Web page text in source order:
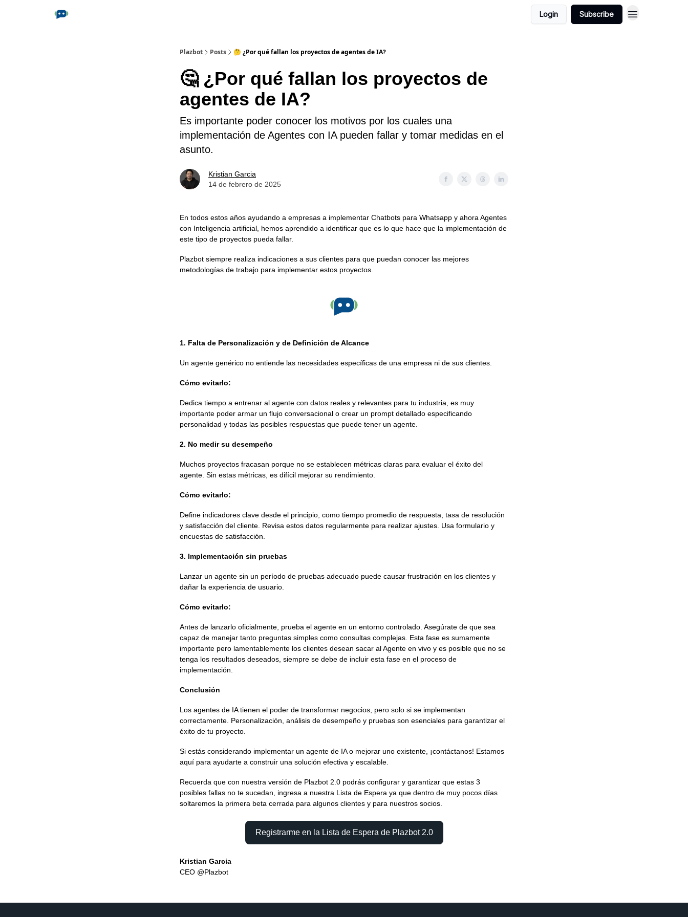
Login Subscribe
Plazbot Posts 🤔 ¿Por qué fallan los proyectos de agentes de IA?
🤔 ¿Por qué fallan los proyectos de
agentes de IA?
Es importante poder conocer los motivos por los cuales una
implementación de Agentes con IA pueden fallar y tomar medidas en el
asunto.
Kristian Garcia
14 de febrero de 2025
En todos estos años ayudando a empresas a implementar Chatbots para Whatsapp y ahora Agentes
con Inteligencia artificial, hemos aprendido a identificar que es lo que hace que la implementación de
este tipo de proyectos pueda fallar.
Plazbot siempre realiza indicaciones a sus clientes para que puedan conocer las mejores
metodologías de trabajo para implementar estos proyectos.
1. Falta de Personalización y de Definición de Alcance
Un agente genérico no entiende las necesidades específicas de una empresa ni de sus clientes.
Cómo evitarlo:
Dedica tiempo a entrenar al agente con datos reales y relevantes para tu industria, es muy
importante poder armar un flujo conversacional o crear un prompt detallado especificando
personalidad y todas las posibles respuestas que puede tener un agente.
2. No medir su desempeño
Muchos proyectos fracasan porque no se establecen métricas claras para evaluar el éxito del
agente. Sin estas métricas, es difícil mejorar su rendimiento.
Cómo evitarlo:
Define indicadores clave desde el principio, como tiempo promedio de respuesta, tasa de resolución
y satisfacción del cliente. Revisa estos datos regularmente para realizar ajustes. Usa formulario y
encuestas de satisfacción.
3. Implementación sin pruebas
Lanzar un agente sin un período de pruebas adecuado puede causar frustración en los clientes y
dañar la experiencia de usuario.
Cómo evitarlo:
Antes de lanzarlo oficialmente, prueba el agente en un entorno controlado. Asegúrate de que sea
capaz de manejar tanto preguntas simples como consultas complejas. Esta fase es sumamente
importante pero lamentablemente los clientes desean sacar al Agente en vivo y es posible que no se
tenga los resultados deseados, siempre se debe de incluir esta fase en el proceso de
implementación.
Conclusión
Los agentes de IA tienen el poder de transformar negocios, pero solo si se implementan
correctamente. Personalización, análisis de desempeño y pruebas son esenciales para garantizar el
éxito de tu proyecto.
Si estás considerando implementar un agente de IA o mejorar uno existente, ¡contáctanos! Estamos
aquí para ayudarte a construir una solución efectiva y escalable.
Recuerda que con nuestra versión de Plazbot 2.0 podrás configurar y garantizar que estas 3
posibles fallas no te sucedan, ingresa a nuestra Lista de Espera ya que dentro de muy pocos días
soltaremos la primera beta cerrada para algunos clientes y para nuestros socios.
Registrarme en la Lista de Espera de Plazbot 2.0
Kristian Garcia
CEO @Plazbot